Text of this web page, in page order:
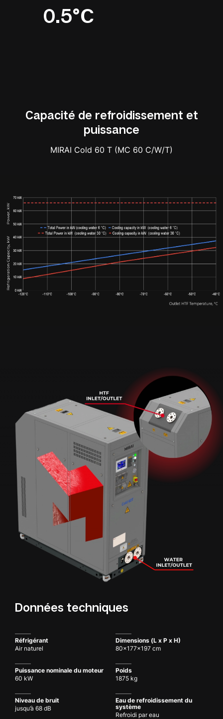
0.5°C
Capacité de refroidissement et
puissance
MIRAI Cold 60 T (MC 60 C/W/T)
Données techniques
Réfrigérant
Air naturel
Dimensions (L x P x H)
80x177x197 cm
Puissance nominale du moteur
60 kW
Poids
1875 kg
Niveau de bruit
jusqu’à 68 dB
Eau de refroidissement du
système
Refroidi par eau